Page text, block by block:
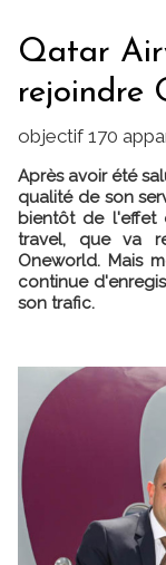
Qatar
rejoindre
objectif 170
Après avoir été
qualité de son
bientôt de l'effet
travel, que va
Oneworld. Mais
continue
son trafic.